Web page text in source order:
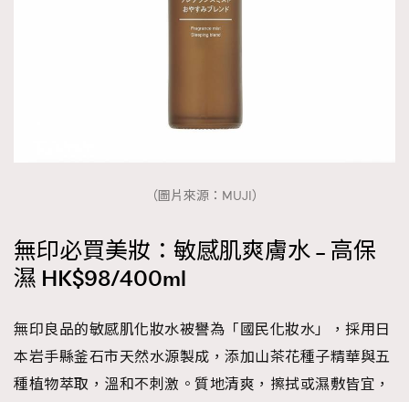
（圖片來源：MUJI）
無印必買美妝：敏感肌爽膚水 – 高保
濕 HK$98/400ml
無印良品的敏感肌化妝水被譽為「國民化妝水」，採用日
本岩手縣釜石市天然水源製成，添加山茶花種子精華與五
種植物萃取，溫和不刺激。質地清爽，擦拭或濕敷皆宜，